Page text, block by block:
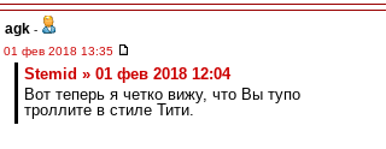
agk -
01 фев 2018 13:35
Stemid » 01 фев 2018 12:04
Вот теперь я четко вижу, что Вы тупо
троллите в стиле Тити.